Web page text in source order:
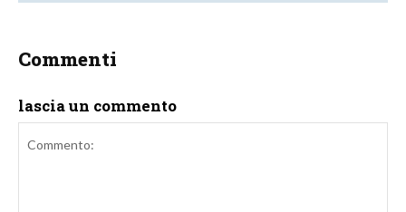
Commenti
lascia un commento